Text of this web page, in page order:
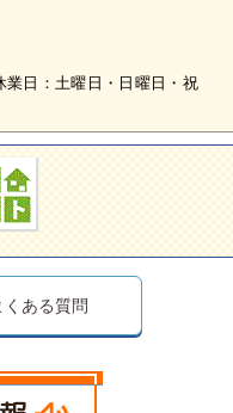
日：土曜日・日曜日・祝
くある質問